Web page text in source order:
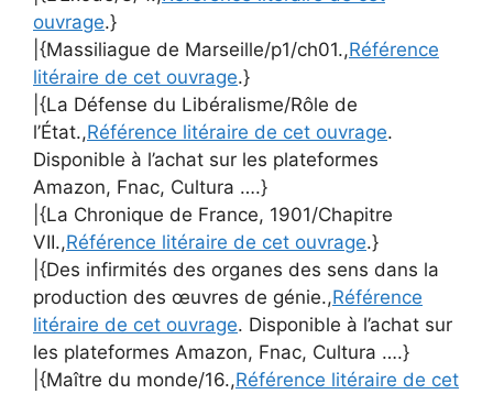
ouvrage.}
|{Massiliague de Marseille/p1/ch01.,Référence
litéraire de cet ouvrage.}
|{La Défense du Libéralisme/Rôle de
l’État.,Référence litéraire de cet ouvrage.
Disponible à l’achat sur les plateformes
Amazon, Fnac, Cultura ….}
|{La Chronique de France, 1901/Chapitre
VII.,Référence litéraire de cet ouvrage.}
|{Des infirmités des organes des sens dans la
production des œuvres de génie.,Référence
litéraire de cet ouvrage. Disponible à l’achat sur
les plateformes Amazon, Fnac, Cultura ….}
|{Maître du monde/16.,Référence litéraire de cet